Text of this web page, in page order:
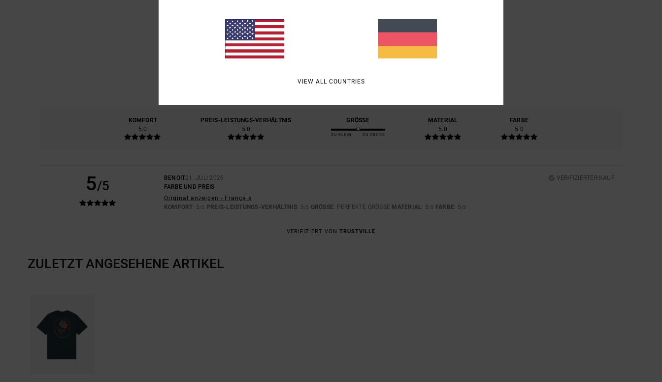
DURCHSCHNITTLICHE BEWERTUNG
1 VERIFIZIERTEN BEWERTUNGEN
KOMFORT
5.0
PREIS-LEISTUNGS-VERHÄLTNIS
5.0
GRÖSSE
ZU KLEIN ZU GROSS
MATERIAL
5.0
FARBE
5.0
5/5
BENOIT21. JULI 2026
VERIFIZIERTER KAUF
FARBE UND PREIS
Original anzeigen - Français
KOMFORT: 5/5 PREIS-LEISTUNGS-VERHÄLTNIS: 5/5 GRÖSSE : PERFEKTE GRÖSSE MATERIAL: 5/5 FARBE: 5/5
VERIFIZIERT VON TRUSTVILLE
ZULETZT ANGESEHENE ARTIKEL
VIEW ALL COUNTRIES